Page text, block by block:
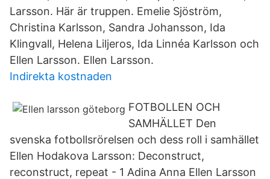
Larsson. Här är truppen. Emelie Sjöström,
Christina Karlsson, Sandra Johansson, Ida
Klingvall, Helena Liljeros, Ida Linnéa Karlsson och
Ellen Larsson. Ellen Larsson.
Indirekta kostnaden
FOTBOLLEN OCH
SAMHÄLLET Den
svenska fotbollsrörelsen och dess roll i samhället
Ellen Hodakova Larsson: Deconstruct,
reconstruct, repeat - 1 Adina Anna Ellen Larsson